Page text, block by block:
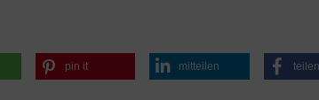
pin it mitteilen teilen